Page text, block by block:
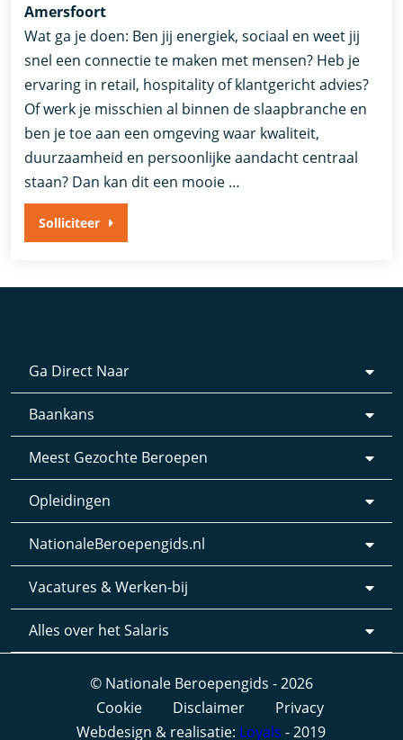
Amersfoort
Wat ga je doen: Ben jij energiek, sociaal en weet jij
snel een connectie te maken met mensen? Heb je
ervaring in retail, hospitality of klantgericht advies?
Of werk je misschien al binnen de slaapbranche en
ben je toe aan een omgeving waar kwaliteit,
duurzaamheid en persoonlijke aandacht centraal
staan? Dan kan dit een mooie …
Solliciteer
Ga Direct Naar
Baankans
Meest Gezochte Beroepen
Opleidingen
NationaleBeroepengids.nl
Vacatures & Werken-bij
Alles over het Salaris
© Nationale Beroepengids - 2026
Cookie
Disclaimer
Privacy
Webdesign & realisatie: Loyals - 2019